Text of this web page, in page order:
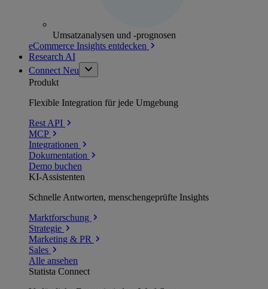
Umsatzanalysen und -prognosen
eCommerce Insights entdecken
Research AI
Connect Neu
Produkt
Flexible Integration für jede Umgebung
Rest API
MCP
Integrationen
Dokumentation
Demo buchen
KI-Assistenten
Schnelle Antworten, menschengeprüfte Insights
Marktforschung
Strategie
Marketing & PR
Sales
Alle ansehen
Statista Connect